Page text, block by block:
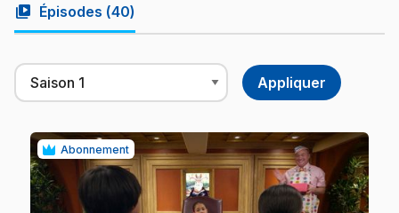
video_library Épisodes (40)
Abonnement